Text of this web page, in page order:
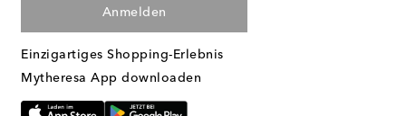
Anmelden
Einzigartiges Shopping-Erlebnis
Mytheresa App downloaden